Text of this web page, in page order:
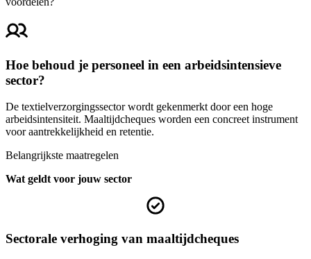
Hoe behoud je personeel in een arbeidsintensieve
sector?
De textielverzorgingssector wordt gekenmerkt door een hoge
arbeidsintensiteit. Maaltijdcheques worden een concreet instrument
voor aantrekkelijkheid en retentie.
Belangrijkste maatregelen
Wat geldt voor jouw sector
Sectorale verhoging van maaltijdcheques